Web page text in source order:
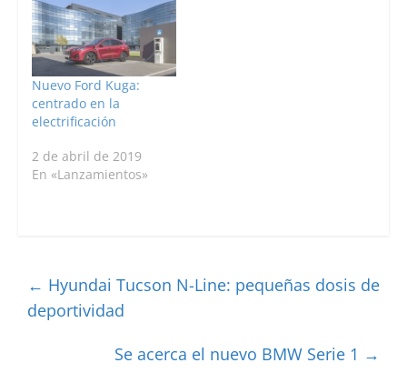
Nuevo Ford Kuga:
centrado en la
electrificación
2 de abril de 2019
En «Lanzamientos»
← Hyundai Tucson N-Line: pequeñas dosis de
deportividad
Se acerca el nuevo BMW Serie 1 →